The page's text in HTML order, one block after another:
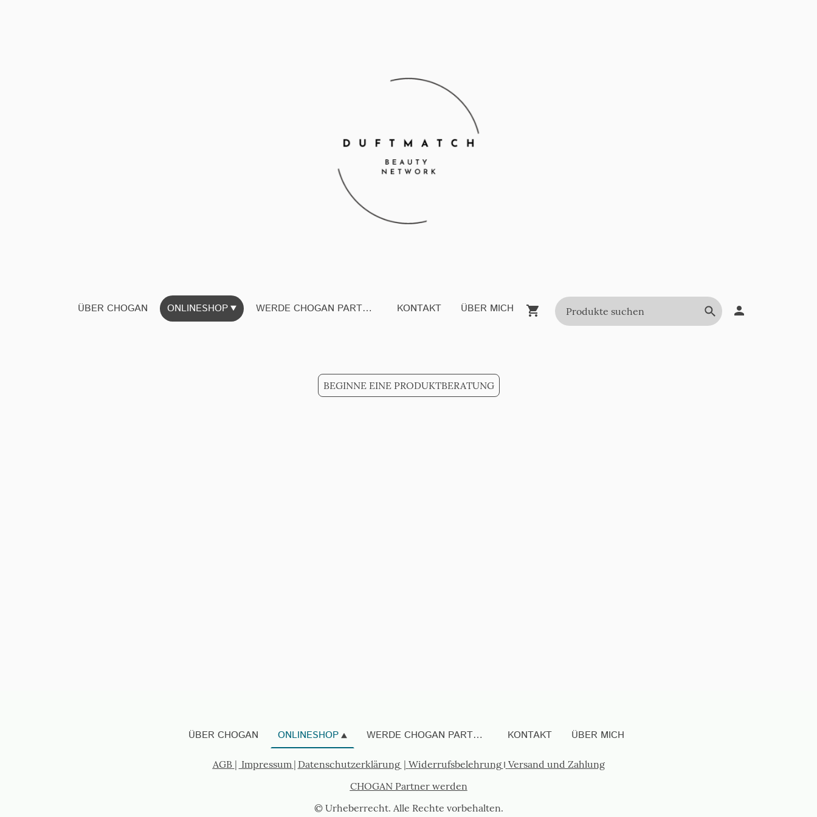
ÜBER CHOGAN ONLINESHOP WERDE CHOGAN PARTNER KONTAKT ÜBER MICH
BEGINNE EINE PRODUKTBERATUNG
ÜBER CHOGAN ONLINESHOP WERDE CHOGAN PARTNER KONTAKT ÜBER MICH
AGB | Impressum | Datenschutzerklärung | Widerrufsbelehrung I Versand und Zahlung
CHOGAN Partner werden
© Urheberrecht. Alle Rechte vorbehalten.